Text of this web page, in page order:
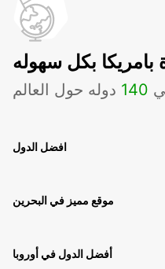
بامريكا بكل سهوله
140 دوله حول العالم
افضل الدول
موقع مميز في البحرين
أفضل الدول في أوروبا